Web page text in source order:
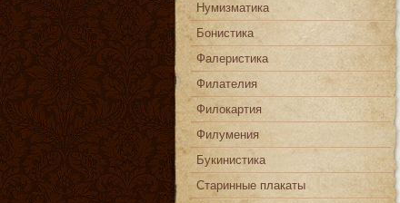
Нумизматика
Бонистика
Фалеристика
Филателия
Филокартия
Филумения
Букинистика
Старинные плакаты